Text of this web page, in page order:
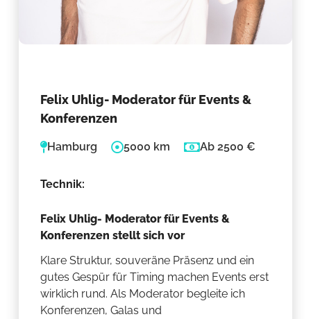
Felix Uhlig- Moderator für Events &
Konferenzen
Hamburg 5000 km Ab 2500 €
Technik:
Felix Uhlig- Moderator für Events &
Konferenzen stellt sich vor
Klare Struktur, souveräne Präsenz und ein
gutes Gespür für Timing machen Events erst
wirklich rund. Als Moderator begleite ich
Konferenzen, Galas und